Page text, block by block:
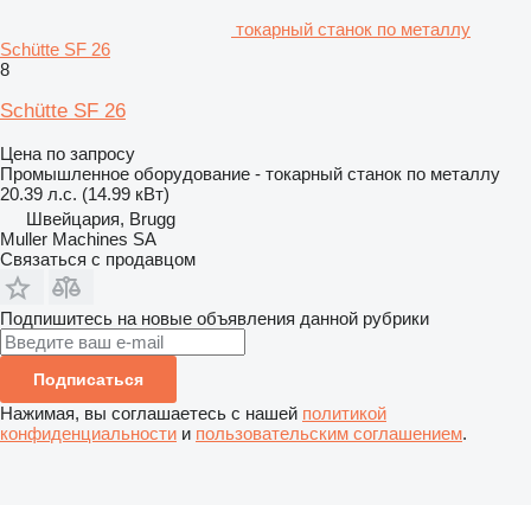
токарный станок по металлу
Schütte SF 26
8
Schütte SF 26
Цена по запросу
Промышленное оборудование - токарный станок по металлу
20.39 л.с. (14.99 кВт)
Швейцария, Brugg
Muller Machines SA
Связаться с продавцом
Подпишитесь на новые объявления данной рубрики
Подписаться
Нажимая, вы соглашаетесь с нашей политикой
конфиденциальности и пользовательским соглашением.